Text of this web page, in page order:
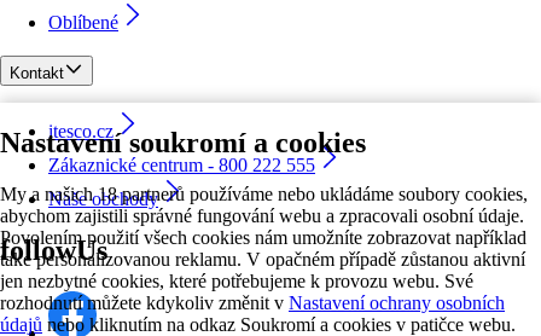
Nastavení soukromí a cookies
My a našich 18 partnerů používáme nebo ukládáme soubory cookies,
abychom zajistili správné fungování webu a zpracovali osobní údaje.
Povolením použití všech cookies nám umožníte zobrazovat například
také personalizovanou reklamu. V opačném případě zůstanou aktivní
jen nezbytné cookies, které potřebujeme k provozu webu. Své
rozhodnutí můžete kdykoliv změnit v Nastavení ochrany osobních
údajů nebo kliknutím na odkaz Soukromí a cookies v patičce webu.
Oblíbené
Kontakt
itesco.cz
Zákaznické centrum - 800 222 555
Naše obchody
followUs